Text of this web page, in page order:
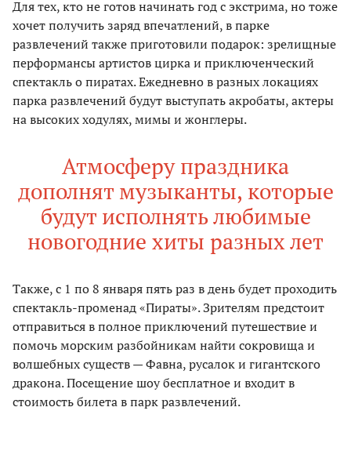
Для тех, кто не готов начинать год с экстрима, но тоже
хочет получить заряд впечатлений, в парке
развлечений также приготовили подарок: зрелищные
перформансы артистов цирка и приключенческий
спектакль о пиратах. Ежедневно в разных локациях
парка развлечений будут выступать акробаты, актеры
на высоких ходулях, мимы и жонглеры.
Атмосферу праздника
дополнят музыканты, которые
будут исполнять любимые
новогодние хиты разных лет
Также, с 1 по 8 января пять раз в день будет проходить
спектакль-променад «Пираты». Зрителям предстоит
отправиться в полное приключений путешествие и
помочь морским разбойникам найти сокровища и
волшебных существ — Фавна, русалок и гигантского
дракона. Посещение шоу бесплатное и входит в
стоимость билета в парк развлечений.